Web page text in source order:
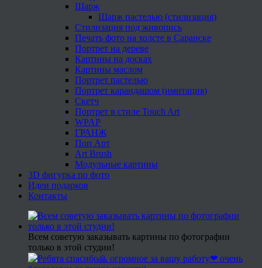
Шарж
Шарж пастелью (стилизация)
Стилизация под живопись
Печать фото на холсте в Саранске
Портрет на дереве
Картины на досках
Картины маслом
Портрет пастелью
Портрет карандашом (имитация)
Скетч
Портрет в стиле Touch Art
WPAP
ГРАНЖ
Поп Арт
Art Brush
Модульные картины
3D фигурка по фото
Идеи подарков
Контакты
Всем советую заказывать картины по фотографии
только в этой студии!